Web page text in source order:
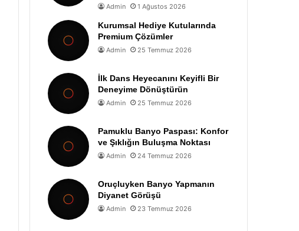
Admin 1 Ağustos 2026
Kurumsal Hediye Kutularında
Premium Çözümler
Admin 25 Temmuz 2026
İlk Dans Heyecanını Keyifli Bir
Deneyime Dönüştürün
Admin 25 Temmuz 2026
Pamuklu Banyo Paspası: Konfor
ve Şıklığın Buluşma Noktası
Admin 24 Temmuz 2026
Oruçluyken Banyo Yapmanın
Diyanet Görüşü
Admin 23 Temmuz 2026